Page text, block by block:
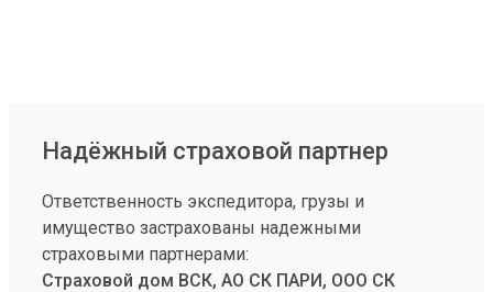
Надёжный страховой партнер
Ответственность экспедитора, грузы и
имущество застрахованы надежными
страховыми партнерами:
Страховой дом ВСК, АО СК ПАРИ, ООО СК